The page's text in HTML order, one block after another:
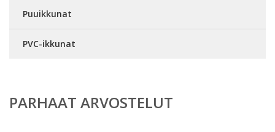
Puuikkunat
PVC-ikkunat
PARHAAT ARVOSTELUT